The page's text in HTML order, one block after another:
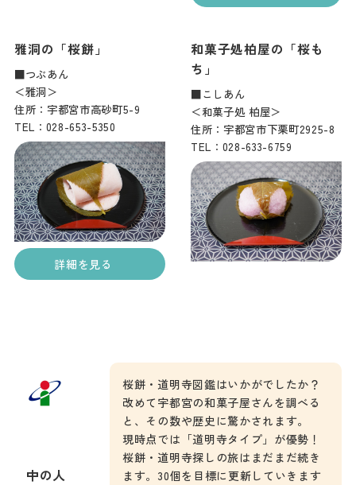
雅洞の「桜餅」
■つぶあん
＜雅洞＞
住所：宇都宮市高砂町5-9
TEL：028-653-5350
詳細を見る
和菓子処柏屋の「桜も
ち」
■こしあん
＜和菓子処 柏屋＞
住所：宇都宮市下栗町2925-8
TEL：028-633-6759
中の人
桜餅・道明寺図鑑はいかがでしたか？
改めて宇都宮の和菓子屋さんを調べる
と、その数や歴史に驚かされます。
現時点では「道明寺タイプ」が優勢！
桜餅・道明寺探しの旅はまだまだ続き
ます。30個を目標に更新していきます